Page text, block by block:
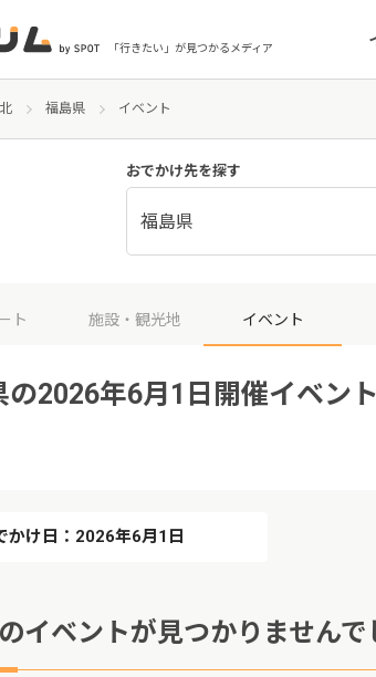
「行きたい」が見つかるメディア
福島県 イベント
おでかけ先を探す
福島県
ト 施設・観光地 イベント
の2026年6月1日開催イベント
かけ日：2026年6月1日
イベントが見つかりませんで